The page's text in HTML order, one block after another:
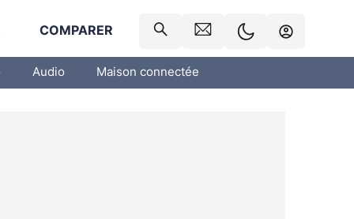
COMPARER
Audio Maison connectée